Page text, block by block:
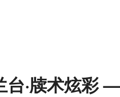
台·牍术炫彩